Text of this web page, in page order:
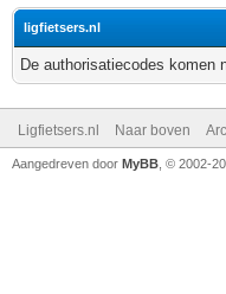
ligfietsers.nl
De authorisatiecodes komen
Ligfietsers.nl Naar boven
Aangedreven door MyBB , © 2002-